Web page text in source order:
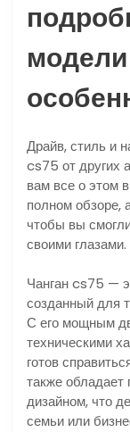
модели
Драйв, стиль и
cs75 от других
вам все о этом
полном обзоре,
чтобы вы
своими глазами.
Чанган cs75 —
созданный для
С его мощным
техническими
готов
также
дизайном, что
семьи или